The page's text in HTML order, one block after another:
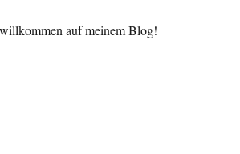
auf meinem Blog!